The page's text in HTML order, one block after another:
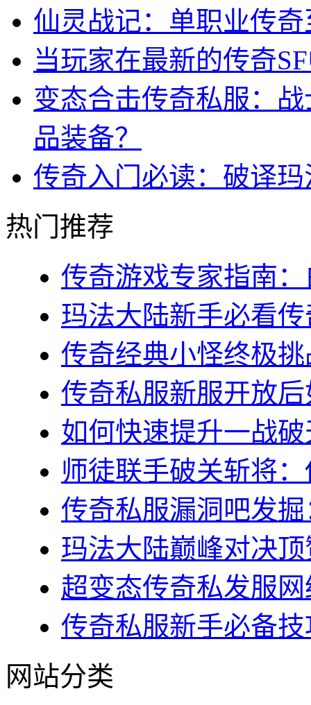
仙灵战记：单职业传
当玩家在最新的传奇
变态合击传奇私服：
品装备？
传奇入门必读：破译
热门推荐
传奇游戏专家指南
玛法大陆新手必看
传奇经典小怪终极
传奇私服新服开放
如何快速提升一战
师徒联手破关斩将
传奇私服漏洞吧发
玛法大陆巅峰对决
超变态传奇私发服
传奇私服新手必备
网站分类